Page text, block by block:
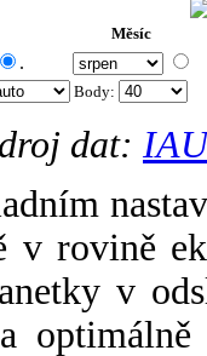
Měsíc
.
Body:
dat:
v rovině
v